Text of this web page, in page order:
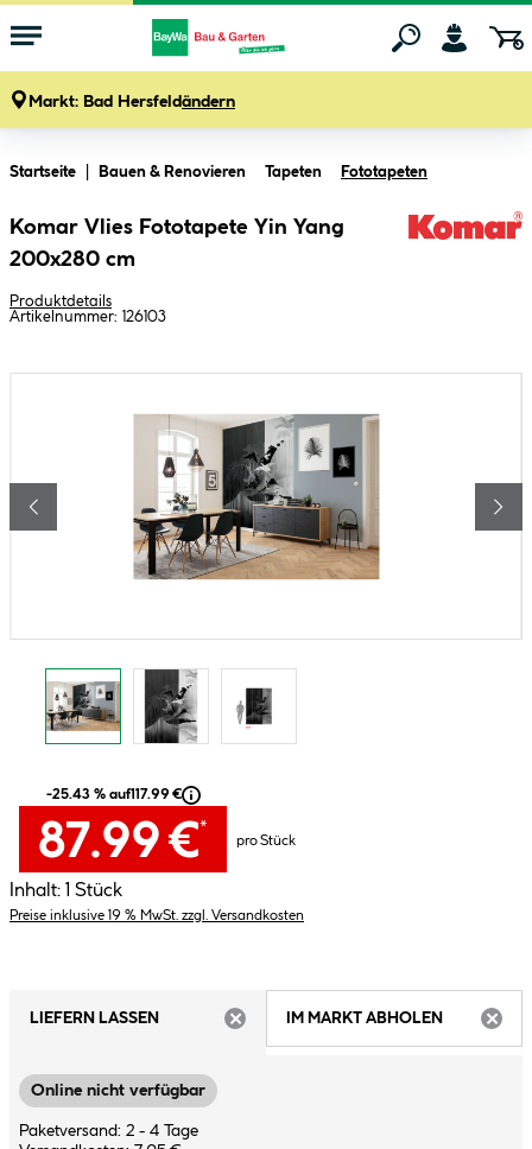
Markt: Bad Hersfeldändern
Startseite Bauen & Renovieren Tapeten Fototapeten
Komar Vlies Fototapete Yin Yang
200x280 cm
Produktdetails
Artikelnummer: 126103
-25.43 % auf117.99 €
87.99 €*
pro Stück
Inhalt: 1 Stück
Preise inklusive 19 % MwSt. zzgl. Versandkosten
LIEFERN LASSEN
IM MARKT ABHOLEN
Online nicht verfügbar
Paketversand: 2 - 4 Tage